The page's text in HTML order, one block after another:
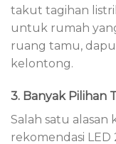
takut tagihan
untuk rumah
ruang tamu,
kelontong.
3. Banyak Pilihan
Salah satu alasan
rekomendasi